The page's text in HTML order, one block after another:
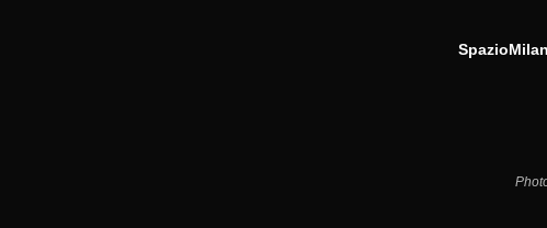
SpazioMilan